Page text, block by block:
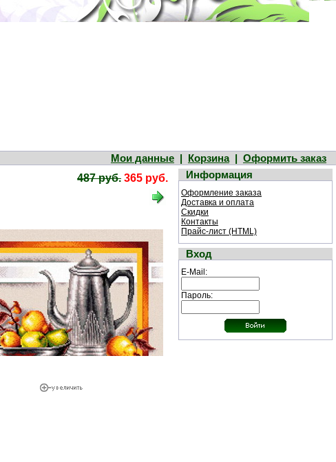
Мои данные | Корзина| Оформить заказ
487 руб. 365 руб. Информация
Оформление заказа
Доставка и оплата
Скидки
Контакты
Прайс-лист (HTML)
Вход
E-Mail:
Пароль: